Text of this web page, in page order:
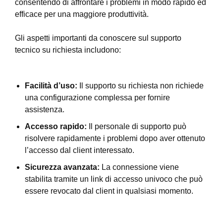
consentendo di affrontare i problemi in modo rapido ed
efficace per una maggiore produttività.
Gli aspetti importanti da conoscere sul supporto
tecnico su richiesta includono:
Facilità d’uso: Il supporto su richiesta non richiede
una configurazione complessa per fornire
assistenza.
Accesso rapido: Il personale di supporto può
risolvere rapidamente i problemi dopo aver ottenuto
l’accesso dal client interessato.
Sicurezza avanzata: La connessione viene
stabilita tramite un link di accesso univoco che può
essere revocato dal client in qualsiasi momento.